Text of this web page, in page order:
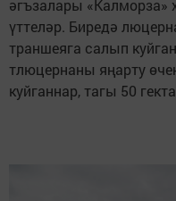
әгъзалары
үттеләр. Биредә
траншеяга салып
тлюцернаны яңарту
куйганнар, тагы 50